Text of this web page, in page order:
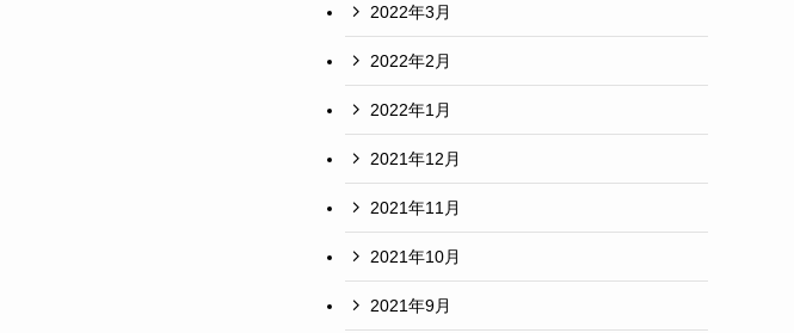
2022年3月
2022年2月
2022年1月
2021年12月
2021年11月
2021年10月
2021年9月